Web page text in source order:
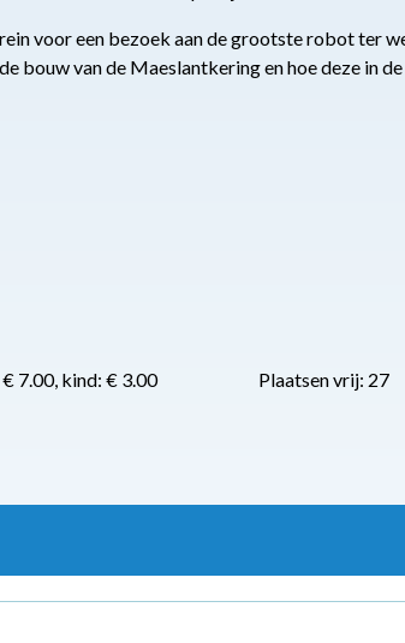
voor een bezoek aan de grootste robot ter
bouw van de Maeslantkering en hoe deze in
7.00, kind: € 3.00 Plaatsen vrij: 27